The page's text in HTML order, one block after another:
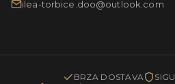
ilea-torbice.doo@outlook.com
BRZA DOSTAVA